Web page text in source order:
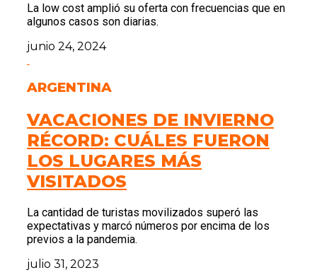
La low cost amplió su oferta con frecuencias que en
algunos casos son diarias.
junio 24, 2024
ARGENTINA
VACACIONES DE INVIERNO
RÉCORD: CUÁLES FUERON
LOS LUGARES MÁS
VISITADOS
La cantidad de turistas movilizados superó las
expectativas y marcó números por encima de los
previos a la pandemia.
julio 31, 2023